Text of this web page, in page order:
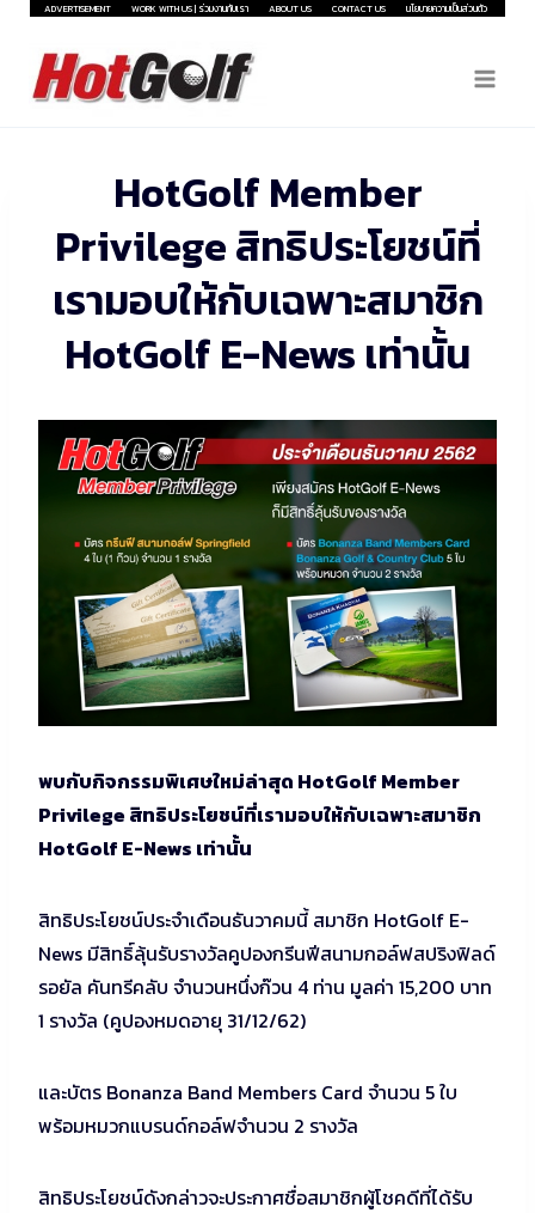
Skip
content
ADVERTISEMENT WORK WITH US | ร่วมงานกับเรา ABOUT US CONTACT US นโยบายความเป็นส่วนตัว
HotGolf Member
Privilege สิทธิประโยชน์ที่
เรามอบให้กับเฉพาะสมาชิก
HotGolf E-News เท่านั้น
พบกับกิจกรรมพิเศษใหม่ล่าสุด HotGolf Member
Privilege สิทธิประโยชน์ที่เรามอบให้กับเฉพาะสมาชิก
HotGolf E-News เท่านั้น
สิทธิประโยชน์ประจำเดือนธันวาคมนี้ สมาชิก HotGolf E-
News มีสิทธิ์ลุ้นรับรางวัลคูปองกรีนฟีสนามกอล์ฟสปริงฟิลด์
รอยัล คันทรีคลับ จำนวนหนึ่งก๊วน 4 ท่าน มูลค่า 15,200 บาท
1 รางวัล (คูปองหมดอายุ 31/12/62)
และบัตร Bonanza Band Members Card จำนวน 5 ใบ
พร้อมหมวกแบรนด์กอล์ฟจำนวน 2 รางวัล
สิทธิประโยชน์ดังกล่าวจะประกาศชื่อสมาชิกผู้โชคดีที่ได้รับ